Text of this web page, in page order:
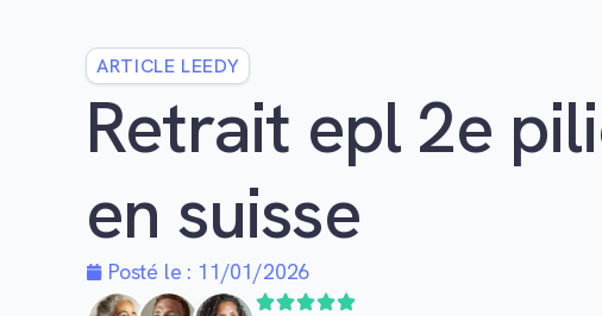
ARTICLE LEEDY
Retrait epl 2e
en suisse
Posté le : 11/01/2026